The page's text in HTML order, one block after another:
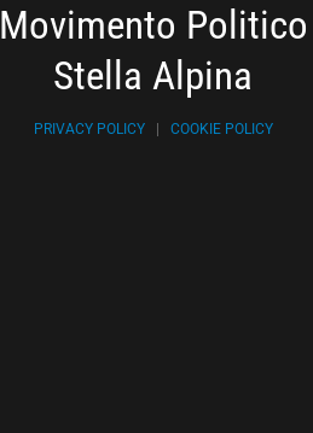
Movimento Politico
Stella Alpina
PRIVACY POLICY| COOKIE POLICY